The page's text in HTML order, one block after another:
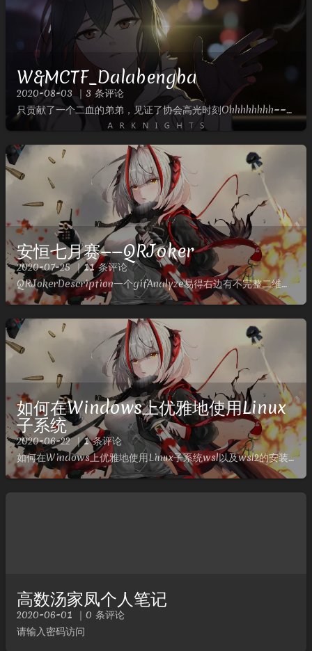
W&MCTF_Dalabengba
2020-08-03 ｜3 条评论
只贡献了一个二血的弟弟，见证了协会高光时刻Ohhhhhhhh~~~!!!W&MCTF_DalabengbaDalabengbaDescriptionPlay game and get flag！...
安恒七月赛——QRJoker
2020-07-25 ｜11 条评论
QRJokerDescription一个gifAnalyze易得右边有不完整二维码，先分解，之前比赛手撸出来的，赛后写个脚本来一把梭一波Solve根据二维码的原理https://merricx....
如何在Windows上优雅地使用Linux
子系统
2020-06-22 ｜1 条评论
如何在Windows上优雅地使用Linux子系统wsl以及wsl2的安装配置wsl2美化ubuntu系统换源python pip换源windows Terminel美化wsl及其wsl2在Win...
高数汤家凤个人笔记
2020-06-01 ｜0 条评论
请输入密码访问